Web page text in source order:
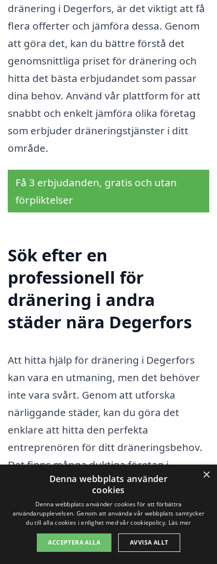
dränering i Degerfors, är det viktigt att få
flera offerter och jämföra dessa. Genom
att göra det, kan du bättre förstå det
genomsnittliga priset för dränering och
hitta det bästa erbjudandet som passar
dina behov. Använd vår plattform för att
snabbt och enkelt jämföra olika företag
som erbjuder dräneringstjänster i ditt
område.
Få 3 erbjudanden, gratis och utan
förpliktelser
Sök efter en
professionell för
dränering i andra
städer nära Degerfors
Att hitta hjälp för dränering i Degerfors
kan vara en utmaning, men det behöver
inte vara svårt. Genom att utforska
närliggande städer, kan du göra det
enklare att hitta den perfekta
entreprenören för ditt dräneringsbehov.
Det finns många duktiga företag i
regionen som är specialiserade på
dränering och kan erbjuda
konkurrenskraftiga priser. Här är några av
de städerna där du kan hitta professionell
×
Denna webbplats använder
cookies
Denna webbplats använder cookies för att förbättra
användarupplevelsen. Genom att använda vår webbplats samtycker
du till alla cookies i enlighet med vår cookiepolicy. Läs mer
ACCEPTERA ALLA AVVISA ALLT